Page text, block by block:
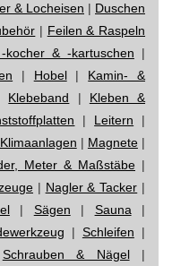
& Locheisen | Duschen
| Feilen & Raspeln
kocher & -kartuschen |
| Hobel| Kamin- &
Klebeband | Kleben &
| Leitern |
| Magnete|
Meter & Maßstäbe |
| Nagler & Tacker |
| Sägen | Sauna |
| Schleifen |
Schrauben & Nägel|